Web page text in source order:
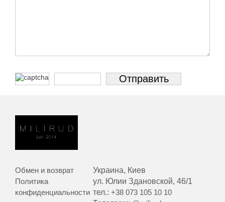
Обмен и возврат
Политика
конфиденциальности
Украина, Киев
ул. Юлии Здановской, 46/1
тел.:+38 073 105 10 10